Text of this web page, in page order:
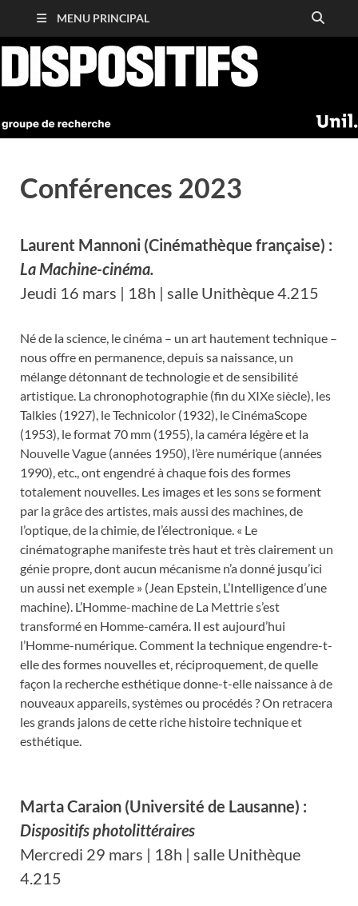
MENU PRINCIPAL
Conférences 2023
Laurent Mannoni (Cinémathèque française) :
La Machine-cinéma.
Jeudi 16 mars | 18h | salle Unithèque 4.215
Né de la science, le cinéma – un art hautement technique –
nous offre en permanence, depuis sa naissance, un
mélange détonnant de technologie et de sensibilité
artistique. La chronophotographie (fin du XIXe siècle), les
Talkies (1927), le Technicolor (1932), le CinémaScope
(1953), le format 70 mm (1955), la caméra légère et la
Nouvelle Vague (années 1950), l’ère numérique (années
1990), etc., ont engendré à chaque fois des formes
totalement nouvelles. Les images et les sons se forment
par la grâce des artistes, mais aussi des machines, de
l’optique, de la chimie, de l’électronique. « Le
cinématographe manifeste très haut et très clairement un
génie propre, dont aucun mécanisme n’a donné jusqu’ici
un aussi net exemple » (Jean Epstein, L’Intelligence d’une
machine). L’Homme-machine de La Mettrie s’est
transformé en Homme-caméra. Il est aujourd’hui
l’Homme-numérique. Comment la technique engendre-t-
elle des formes nouvelles et, réciproquement, de quelle
façon la recherche esthétique donne-t-elle naissance à de
nouveaux appareils, systèmes ou procédés ? On retracera
les grands jalons de cette riche histoire technique et
esthétique.
Marta Caraion (Université de Lausanne) :
Dispositifs photolittéraires
Mercredi 29 mars | 18h | salle Unithèque
4.215